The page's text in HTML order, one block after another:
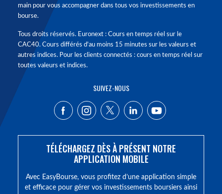
main pour vous accompagner dans tous vos investissements en
bourse.
Tous droits réservés. Euronext : Cours en temps réel sur le
CAC40. Cours différés d'au moins 15 minutes sur les valeurs et
autres indices. Pour les clients connectés : cours en temps réel sur
toutes valeurs et indices.
SUIVEZ-NOUS
TÉLÉCHARGEZ DÈS À PRÉSENT NOTRE
APPLICATION MOBILE
Avec EasyBourse, vous profitez d’une application simple
et efficace pour gérer vos investissements boursiers ainsi